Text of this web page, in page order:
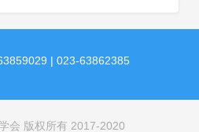
| 023-63862385
会 版权所有 2017-2020